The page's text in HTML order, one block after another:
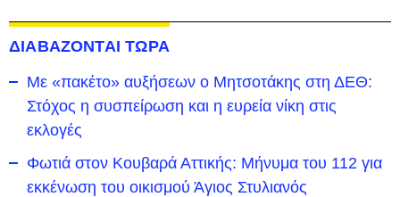
ΔΙΑΒΑΖΟΝΤΑΙ ΤΩΡΑ
Με «πακέτο» αυξήσεων ο Μητσοτάκης στη ΔΕΘ:
Στόχος η συσπείρωση και η ευρεία νίκη στις
εκλογές
Φωτιά στον Κουβαρά Αττικής: Μήνυμα του 112 για
εκκένωση του οικισμού Άγιος Στυλιανός